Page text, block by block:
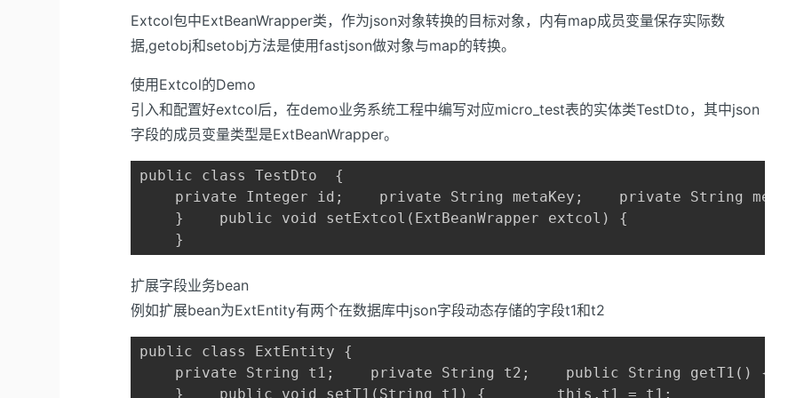
Extcol包中ExtBeanWrapper类，作为json对象转换的目标对象，内有map成员变量保存实际数
据,getobj和setobj方法是使用fastjson做对象与map的转换。
使用Extcol的Demo
引入和配置好extcol后，在demo业务系统工程中编写对应micro_test表的实体类TestDto，其中json
字段的成员变量类型是ExtBeanWrapper。
public class TestDto  {
private Integer id;    private String metaKey;    private String
}    public void setExtcol(ExtBeanWrapper extcol) {
}
扩展字段业务bean
例如扩展bean为ExtEntity有两个在数据库中json字段动态存储的字段t1和t2
public class ExtEntity {
private String t1;    private String t2;    public String getT1() {
}    public void setT1(String t1) {        this.t1 = t1;